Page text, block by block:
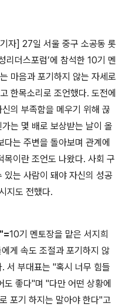
자] 27일 서울 중구 소공동 롯
리더스포럼’에 참석한 10기 멘
마음과 포기하지 않는 자세로
한목소리로 조언했다. 도전에
의 부족함을 메우기 위해 끊
는 몇 배로 보상받는 날이 올
는 주변을 돌아보며 관계에
목이란 조언도 나왔다. 사회 구
있는 사람이 돼야 자신의 성공
지도 전했다.
10기 멘토장을 맡은 서지희
게 속도 조절과 포기하지 않
서 부대표는 "혹시 너무 힘들
도 좋다"며 "다만 어떤 상황에
포기 하지는 말아야 한다"고